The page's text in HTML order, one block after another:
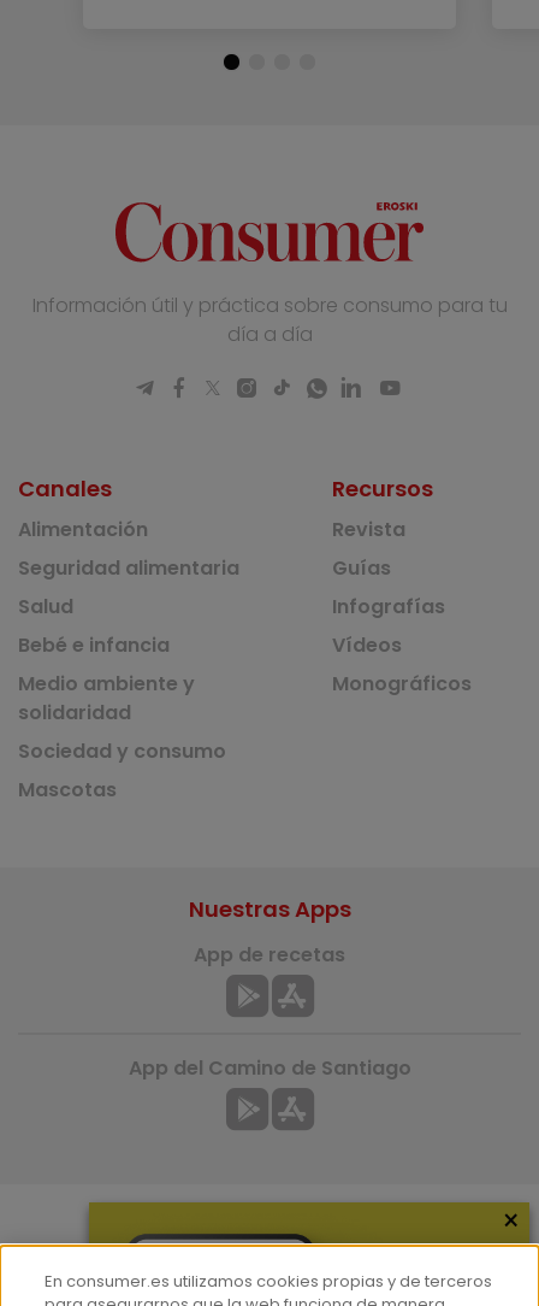
Información útil y práctica sobre consumo para tu
día a día
Canales
Alimentación
Seguridad alimentaria
Salud
Bebé e infancia
Medio ambiente y
solidaridad
Sociedad y consumo
Mascotas
Recursos
Revista
Guías
Infografías
Vídeos
Monográficos
Más información
¿Quiénes somos?
Nuestras Apps
App de recetas
App del Camino de Santiago
×
En consumer.es utilizamos cookies propias y de terceros